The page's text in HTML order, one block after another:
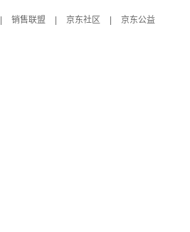
销售联盟 京东社区
京东公益